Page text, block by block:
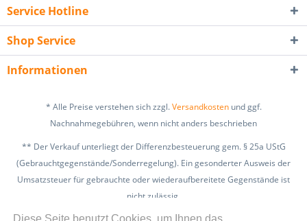
Diese Seite benutzt Cookies, um Ihnen das
Service Hotline
Shop Service
Informationen
* Alle Preise verstehen sich zzgl.Versandkostenund ggf.
Nachnahmegebühren, wenn nicht anders beschrieben
** Der Verkauf unterliegt der Differenzbesteuerung gem. § 25a UStG
(Gebrauchtgegenstände/Sonderregelung). Ein gesonderter Ausweis der
Umsatzsteuer für gebrauchte oder wiederaufbereitete Gegenstände ist
nicht zulässig.
zzgl. Versandkosten